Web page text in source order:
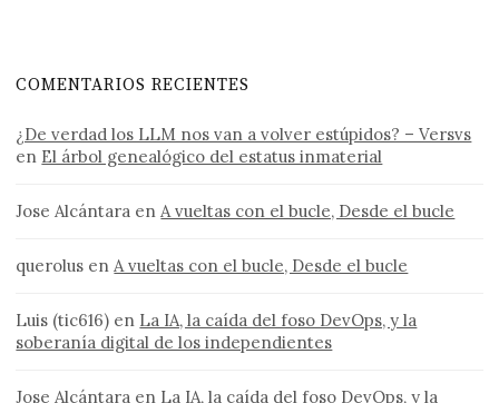
COMENTARIOS RECIENTES
¿De verdad los LLM nos van a volver estúpidos? – Versvs
en El árbol genealógico del estatus inmaterial
Jose Alcántara en A vueltas con el bucle, Desde el bucle
querolus en A vueltas con el bucle, Desde el bucle
Luis (tic616) en La IA, la caída del foso DevOps, y la
soberanía digital de los independientes
Jose Alcántara en La IA, la caída del foso DevOps, y la